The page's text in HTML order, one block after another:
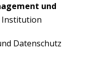
und
Datenschutz